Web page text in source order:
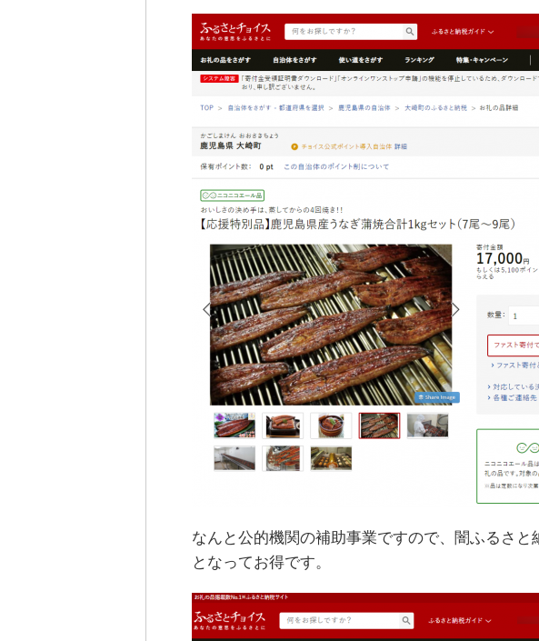
なんと公的機関の補助事業ですので、闇ふるさ
となってお得です。